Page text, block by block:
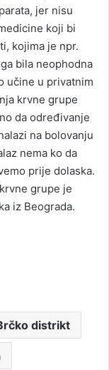
jer nisu
koji bi
kojima je npr.
bila neophodna
učine u privatnim
krvne grupe
da određivanje
na bolovanju
nema ko da
prije dolaska.
grupe je
iz Beograda.
distrikt